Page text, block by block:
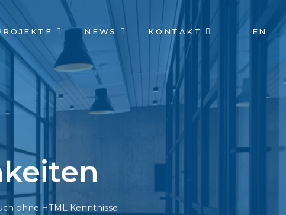
NEWS KONTAKT EN
ohne HTML Kenntnisse